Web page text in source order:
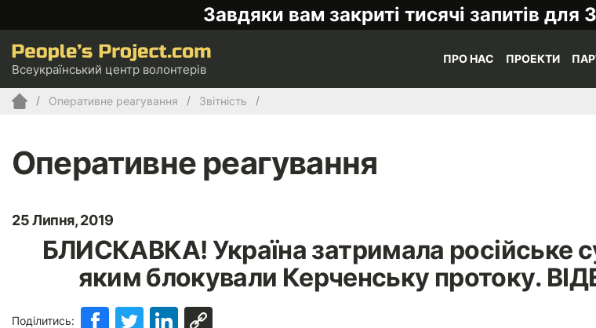
Завдяки вам закриті тисячі запитів для
Всеукраїнський центр волонтерів
ПРО НАС ПРОЕКТИ
Оперативне реагування Звітність
Оперативне реагування
25 Липня, 2019
БЛИСКАВКА! Україна затримала російське
яким блокували Керченську протоку.
Поділитись: